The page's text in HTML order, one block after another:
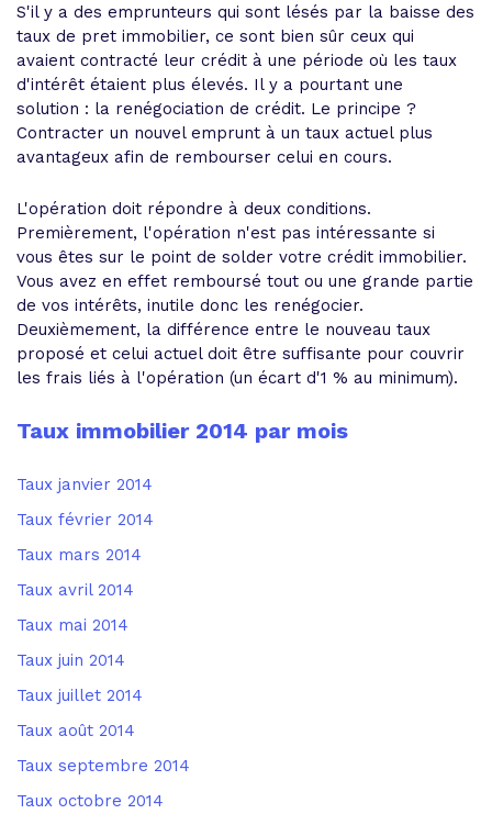
S'il y a des emprunteurs qui sont lésés par la baisse des
taux de pret immobilier, ce sont bien sûr ceux qui
avaient contracté leur crédit à une période où les taux
d'intérêt étaient plus élevés. Il y a pourtant une
solution : la renégociation de crédit. Le principe ?
Contracter un nouvel emprunt à un taux actuel plus
avantageux afin de rembourser celui en cours.
L'opération doit répondre à deux conditions.
Premièrement, l'opération n'est pas intéressante si
vous êtes sur le point de solder votre crédit immobilier.
Vous avez en effet remboursé tout ou une grande partie
de vos intérêts, inutile donc les renégocier.
Deuxièmement, la différence entre le nouveau taux
proposé et celui actuel doit être suffisante pour couvrir
les frais liés à l'opération (un écart d'1 % au minimum).
Taux immobilier 2014 par mois
Taux janvier 2014
Taux février 2014
Taux mars 2014
Taux avril 2014
Taux mai 2014
Taux juin 2014
Taux juillet 2014
Taux août 2014
Taux septembre 2014
Taux octobre 2014